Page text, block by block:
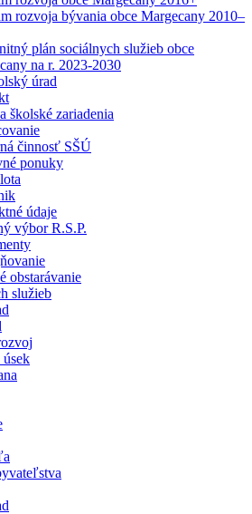
rozvoja bývania obce Margecany 2010–
plán sociálnych služieb obce
na r. 2023-2030
úrad
školské zariadenia
činnosť SŠÚ
ponuky
údaje
výbor R.S.P.
obstarávanie
služieb